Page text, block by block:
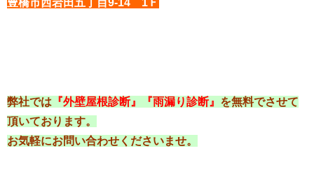
弊社では 『外壁屋根診断』『雨漏り診断』 を無料でさせて
頂いております。
お気軽にお問い合わせくださいませ。